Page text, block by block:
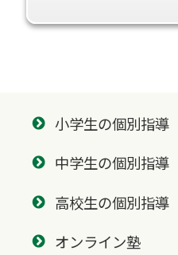
小学生の個別指導
中学生の個別指導
高校生の個別指導
オンライン塾